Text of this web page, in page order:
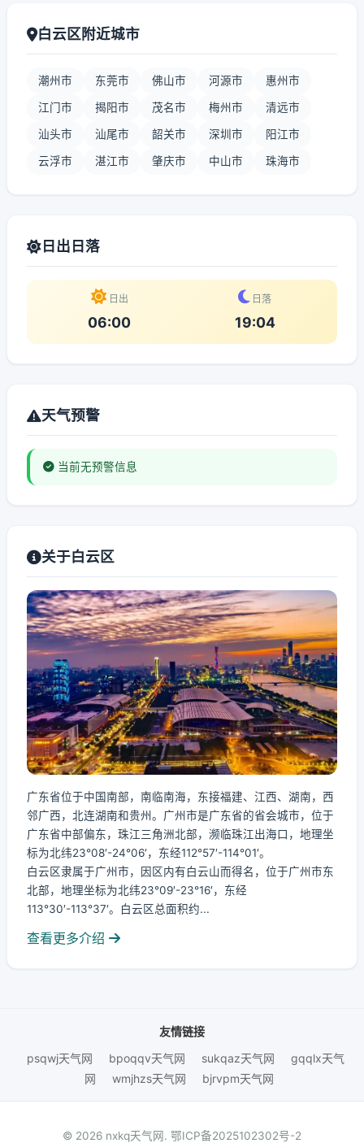
白云区附近城市
潮州市 东莞市 佛山市 河源市 惠州市
江门市 揭阳市 茂名市 梅州市 清远市
汕头市 汕尾市 韶关市 深圳市 阳江市
云浮市 湛江市 肇庆市 中山市 珠海市
日出日落
日出
06:00
日落
19:04
天气预警
当前无预警信息
关于白云区
广东省位于中国南部，南临南海，东接福建、江西、湖南，西
邻广西，北连湖南和贵州。广州市是广东省的省会城市，位于
广东省中部偏东，珠江三角洲北部，濒临珠江出海口，地理坐
标为北纬23°08′-24°06′，东经112°57′-114°01′。
白云区隶属于广州市，因区内有白云山而得名，位于广州市东
北部，地理坐标为北纬23°09′-23°16′，东经
113°30′-113°37′。白云区总面积约...
查看更多介绍
友情链接
psqwj天气网
bpoqqv天气网 sukqaz天气网
gqqlx天气
网
wmjhzs天气网 bjrvpm天气网
© 2026 nxkq天气网. 鄂ICP备2025102302号-2